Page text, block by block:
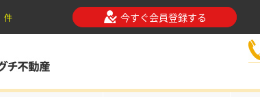
件 今すぐ会員登録する